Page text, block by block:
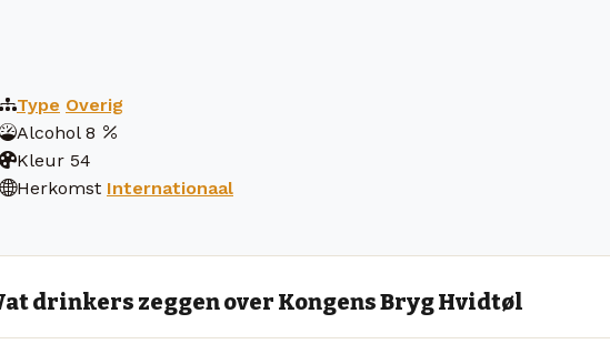
Type Overig
Alcohol 8
Kleur 54
Herkomst Internationaal
drinkers zeggen over Kongens Bryg Hvidtøl